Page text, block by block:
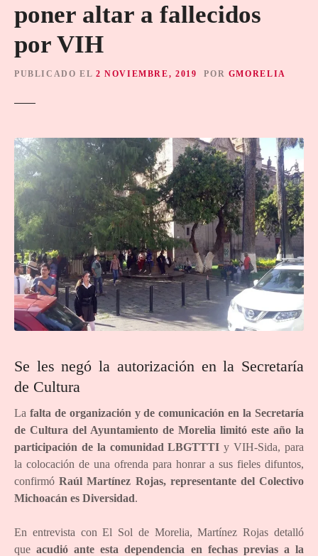
poner altar a fallecidos
por VIH
PUBLICADO EL 2 NOVIEMBRE, 2019 POR GMORELIA
Se les negó la autorización en la Secretaría
de Cultura
La falta de organización y de comunicación en la Secretaría
de Cultura del Ayuntamiento de Morelia limitó este año la
participación de la comunidad LBGTTTIy VIH-Sida, para
la colocación de una ofrenda para honrar a sus fieles difuntos,
confirmóRaúl Martínez Rojas, representante del Colectivo
Michoacán es Diversidad.
En entrevista con El Sol de Morelia, Martínez Rojas detalló
queacudió ante esta dependencia en fechas previas a la